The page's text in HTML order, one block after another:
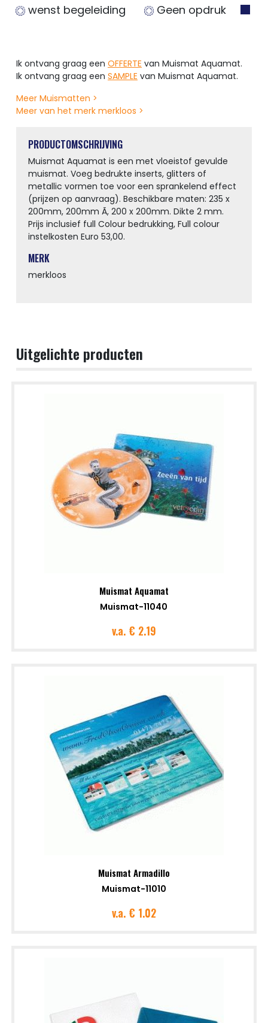
wenst begeleiding
Geen opdruk
Ik ontvang graag een OFFERTE van Muismat Aquamat.
Ik ontvang graag een SAMPLE van Muismat Aquamat.
Meer Muismatten >
Meer van het merk merkloos >
PRODUCTOMSCHRIJVING
Muismat Aquamat is een met vloeistof gevulde
muismat. Voeg bedrukte inserts, glitters of
metallic vormen toe voor een sprankelend effect
(prijzen op aanvraag). Beschikbare maten: 235 x
200mm, 200mm Ã, 200 x 200mm. Dikte 2 mm.
Prijs inclusief full Colour bedrukking, Full colour
instelkosten Euro 53,00.
MERK
merkloos
Uitgelichte producten
Muismat Aquamat
Muismat-11040
v.a.€ 2.19
Muismat Armadillo
Muismat-11010
v.a.€ 1.02